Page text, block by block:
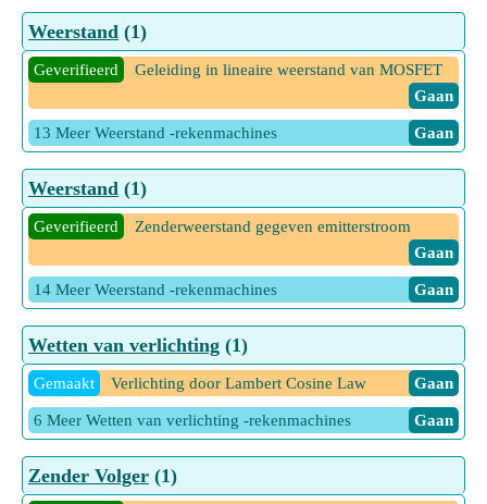
Weerstand (1)
Geverifieerd
Geleiding in lineaire weerstand van MOSFET
Gaan
13 Meer Weerstand -rekenmachines Gaan
Weerstand (1)
Geverifieerd
Zenderweerstand gegeven emitterstroom
Gaan
14 Meer Weerstand -rekenmachines Gaan
Wetten van verlichting (1)
Gemaakt Verlichting door Lambert Cosine Law Gaan
6 Meer Wetten van verlichting -rekenmachines Gaan
Zender Volger (1)